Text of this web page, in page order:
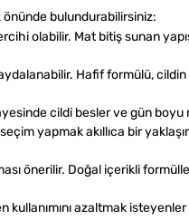
bulundurabilirsiniz:
olabilir. Mat bitiş sunan
Hafif formülü,
cildi besler ve gün boyu
yapmak akıllıca bir
önerilir. Doğal içerikli
azaltmak